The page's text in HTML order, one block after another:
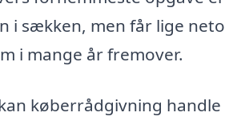
i sækken, men får lige
i mange år fremover.
køberrådgivning handle